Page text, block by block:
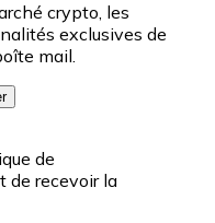
crypto, les
exclusives de
mail.
de
de recevoir la